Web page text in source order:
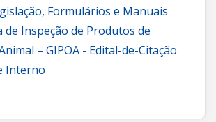
Formulários e Manuais
de Inspeção de Produtos de
– GIPOA - Edital-de-Citação
Interno